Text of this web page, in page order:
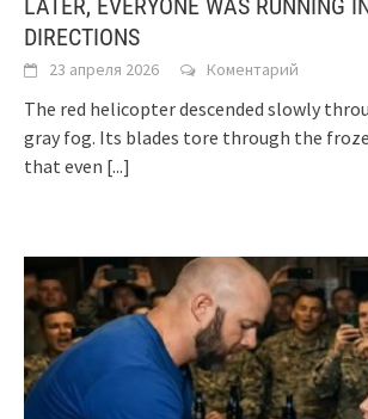
DIRECTIONS
23 апреля 2026 Коментарий
The red helicopter descended slowly
gray fog. Its blades tore through the
that even [...]